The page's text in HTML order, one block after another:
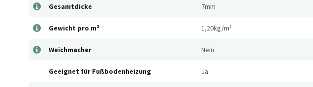
Gesamtdicke 7mm
Gewicht pro m² 1,20kg/m²
Weichmacher Nein
Geeignet für Fußbodenheizung Ja